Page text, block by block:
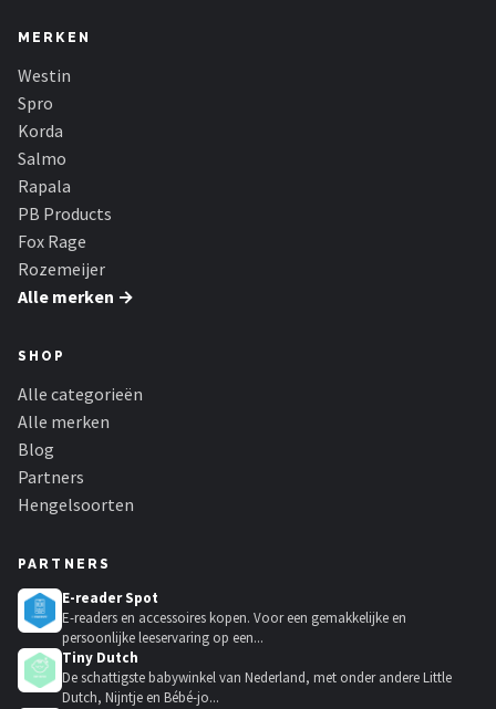
MERKEN
Westin
Spro
Korda
Salmo
Rapala
PB Products
Fox Rage
Rozemeijer
Alle merken →
SHOP
Alle categorieën
Alle merken
Blog
Partners
Hengelsoorten
PARTNERS
E-reader Spot
E-readers en accessoires kopen. Voor een gemakkelijke en
persoonlijke leeservaring op een...
Tiny Dutch
De schattigste babywinkel van Nederland, met onder andere Little
Dutch, Nijntje en Bébé-jo...